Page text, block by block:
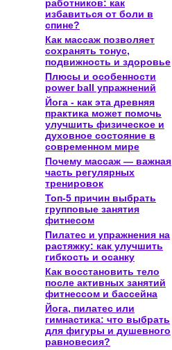
работников: как
избавиться от боли в
спине?
Как массаж позволяет
сохранять тонус,
подвижность и здоровье
Плюсы и особенности
power ball упражнений
Йога - как эта древняя
практика может помочь
улучшить физическое и
духовное состояние в
современном мире
Почему массаж — важная
часть регулярных
тренировок
Топ-5 причин выбрать
групповые занятия
фитнесом
Пилатес и упражнения на
растяжку: как улучшить
гибкость и осанку
Как восстановить тело
после активных занятий
фитнессом и бассейна
Йога, пилатес или
гимнастика: что выбрать
для фигуры и душевного
равновесия?